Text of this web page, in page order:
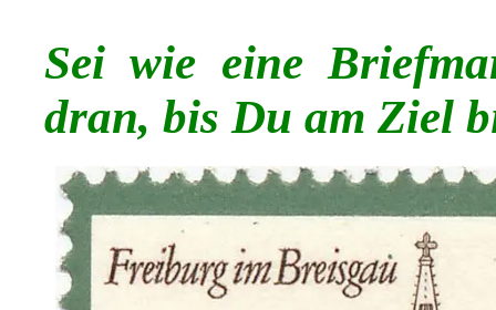
Sei wie eine
dran, bis Du am Ziel